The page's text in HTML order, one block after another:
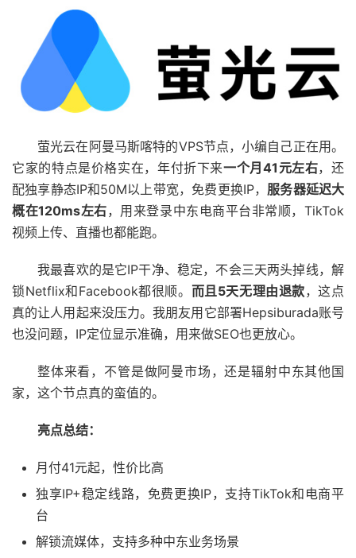
萤光云在阿曼马斯喀特的VPS节点，小编自己正在用。
它家的特点是价格实在，年付折下来一个月41元左右，还
配独享静态IP和50M以上带宽，免费更换IP， 服务器延迟大
概在120ms左右，用来登录中东电商平台非常顺，TikTok
视频上传、直播也都能跑。
我最喜欢的是它IP干净、稳定，不会三天两头掉线，解
锁Netflix和Facebook都很顺。 而且5天无理由退款，这点
真的让人用起来没压力。我朋友用它部署Hepsiburada账号
也没问题，IP定位显示准确，用来做SEO也更放心。
整体来看，不管是做阿曼市场，还是辐射中东其他国
家，这个节点真的蛮值的。
亮点总结：
月付41元起，性价比高
独享IP+稳定线路，免费更换IP，支持TikTok和电商平
台
解锁流媒体，支持多种中东业务场景